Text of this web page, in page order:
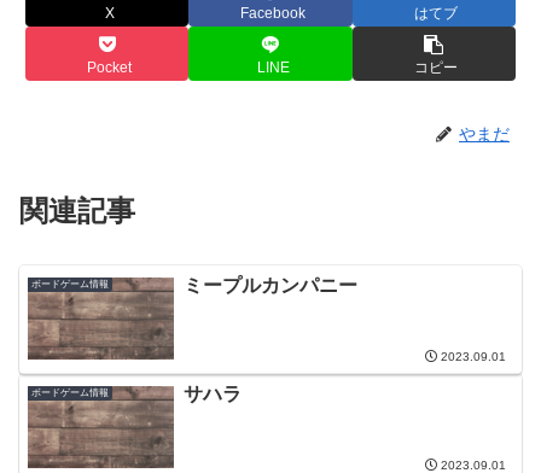
X Facebook はてブ
Pocket LINE コピー
やまだ
関連記事
ボードゲーム情報 ミープルカンパニー
2023.09.01
ボードゲーム情報 サハラ
2023.09.01